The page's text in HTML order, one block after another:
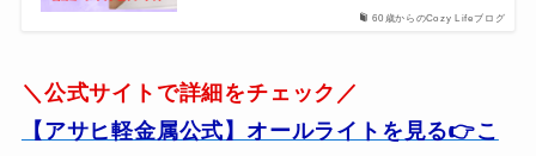
60歳からのCozy Lifeブログ
＼公式サイトで詳細をチェック／
【アサヒ軽金属公式】オールライトを見る👉こ